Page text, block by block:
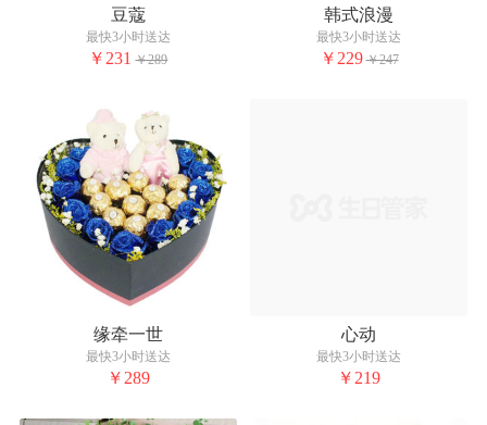
豆蔻
最快3小时送达
￥231 ￥289
韩式浪漫
最快3小时送达
￥229 ￥247
缘牵一世
最快3小时送达
￥289
心动
最快3小时送达
￥219